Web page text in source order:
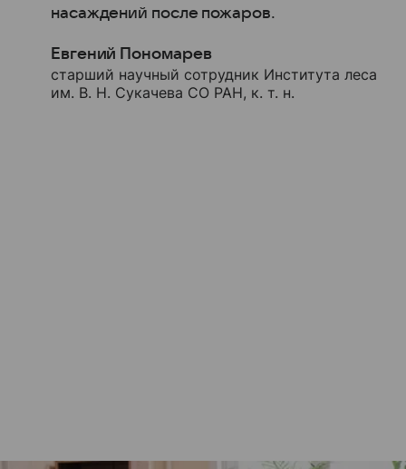
насаждений после пожаров.
Евгений Пономарев
старший научный сотрудник Института леса
им. В. Н. Сукачева СО РАН, к. т. н.